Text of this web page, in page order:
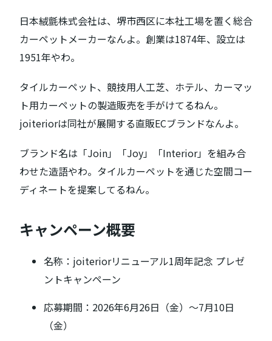
日本絨氈株式会社は、堺市西区に本社工場を置く総合
カーペットメーカーなんよ。創業は1874年、設立は
1951年やわ。
タイルカーペット、競技用人工芝、ホテル、カーマッ
ト用カーペットの製造販売を手がけてるねん。
joiteriorは同社が展開する直販ECブランドなんよ。
ブランド名は「Join」「Joy」「Interior」を組み合
わせた造語やわ。タイルカーペットを通じた空間コー
ディネートを提案してるねん。
キャンペーン概要
名称：joiteriorリニューアル1周年記念 プレゼ
ントキャンペーン
応募期間：2026年6月26日（金）〜7月10日
（金）